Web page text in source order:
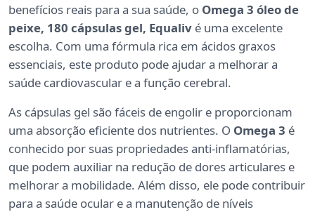
benefícios reais para a sua saúde, o Omega 3 óleo de
peixe, 180 cápsulas gel, Equaliv é uma excelente
escolha. Com uma fórmula rica em ácidos graxos
essenciais, este produto pode ajudar a melhorar a
saúde cardiovascular e a função cerebral.
As cápsulas gel são fáceis de engolir e proporcionam
uma absorção eficiente dos nutrientes. O Omega 3 é
conhecido por suas propriedades anti-inflamatórias,
que podem auxiliar na redução de dores articulares e
melhorar a mobilidade. Além disso, ele pode contribuir
para a saúde ocular e a manutenção de níveis